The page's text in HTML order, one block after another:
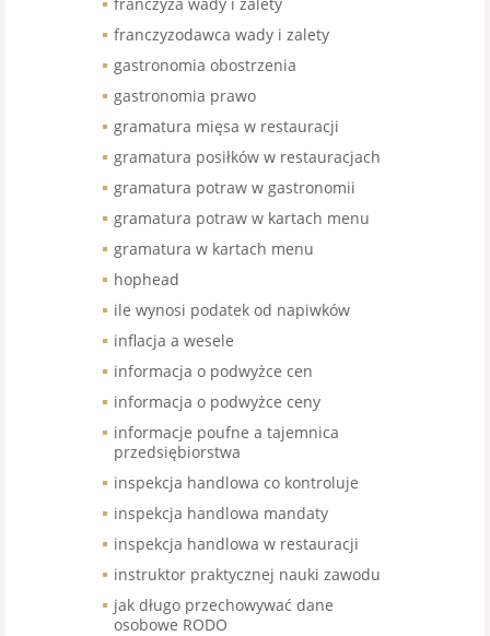
franczyzodawca wady i zalety
gastronomia obostrzenia
gastronomia prawo
gramatura mięsa w restauracji
gramatura posiłków w restauracjach
gramatura potraw w gastronomii
gramatura potraw w kartach menu
gramatura w kartach menu
hophead
ile wynosi podatek od napiwków
inflacja a wesele
informacja o podwyżce cen
informacja o podwyżce ceny
informacje poufne a tajemnica
przedsiębiorstwa
inspekcja handlowa co kontroluje
inspekcja handlowa mandaty
inspekcja handlowa w restauracji
instruktor praktycznej nauki zawodu
jak długo przechowywać dane
osobowe RODO